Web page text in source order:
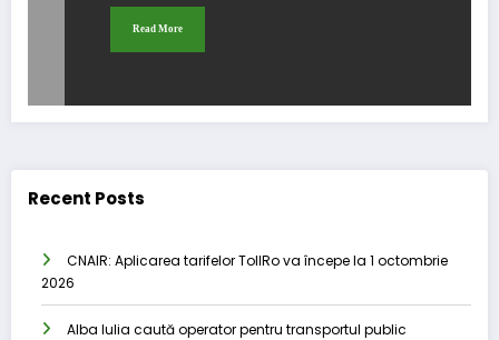
Read More
Recent Posts
CNAIR: Aplicarea tarifelor TollRo va începe la 1 octombrie
2026
Alba Iulia caută operator pentru transportul public